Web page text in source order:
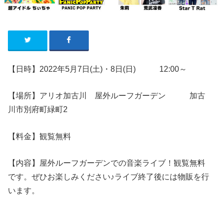
【日時】2022年5月7日(土)・8日(日) 12:00～
【場所】アリオ加古川 屋外ルーフガーデン 加古
川市別府町緑町2
【料金】観覧無料
【内容】屋外ルーフガーデンでの音楽ライブ！観覧無料
です。ぜひお楽しみください♪ライブ終了後には物販を行
います。